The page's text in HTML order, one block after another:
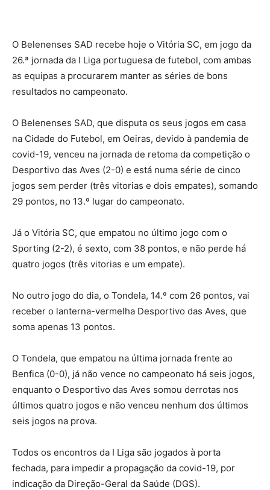
O Belenenses SAD recebe hoje o Vitória SC, em jogo da
26.ª jornada da I Liga portuguesa de futebol, com ambas
as equipas a procurarem manter as séries de bons
resultados no campeonato.
O Belenenses SAD, que disputa os seus jogos em casa
na Cidade do Futebol, em Oeiras, devido à pandemia de
covid-19, venceu na jornada de retoma da competição o
Desportivo das Aves (2-0) e está numa série de cinco
jogos sem perder (três vitorias e dois empates), somando
29 pontos, no 13.º lugar do campeonato.
Já o Vitória SC, que empatou no último jogo com o
Sporting (2-2), é sexto, com 38 pontos, e não perde há
quatro jogos (três vitorias e um empate).
No outro jogo do dia, o Tondela, 14.º com 26 pontos, vai
receber o lanterna-vermelha Desportivo das Aves, que
soma apenas 13 pontos.
O Tondela, que empatou na última jornada frente ao
Benfica (0-0), já não vence no campeonato há seis jogos,
enquanto o Desportivo das Aves somou derrotas nos
últimos quatro jogos e não venceu nenhum dos últimos
seis jogos na prova.
Todos os encontros da I Liga são jogados à porta
fechada, para impedir a propagação da covid-19, por
indicação da Direção-Geral da Saúde (DGS).